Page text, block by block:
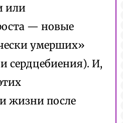
или
— новые
умерших»
сердцебиения). И,
жизни после